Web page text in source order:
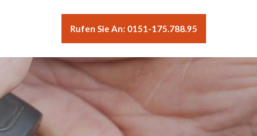
Rufen Sie An: 0151-175.788.95